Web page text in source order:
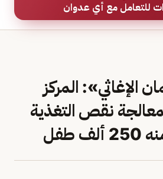
للتعامل مع أي عدوان
المركز
نقص التغذية
طفل